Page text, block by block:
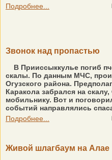
Подробнее...
Звонок над пропастью
В Прииссыккулье погиб
скалы. По данным МЧС,
Огузского района.
Каракола забрался на
мобильнику. Вот и
событий направлялись
Подробнее...
Живой шлагбаум на Алае